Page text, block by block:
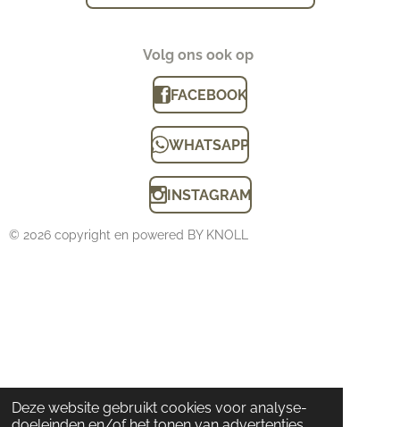
Deze website gebruikt cookies voor analyse-
Volg ons ook op
FACEBOOK
WHATSAPP
INSTAGRAM
© 2026 copyright en powered BY KNOLL